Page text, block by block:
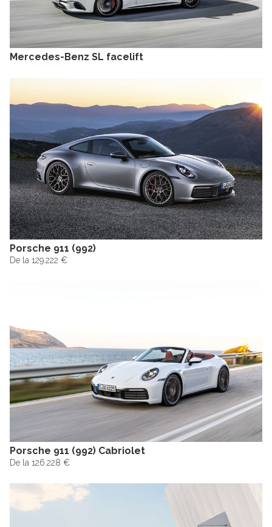
Mercedes-Benz SL facelift
Porsche 911 (992)
De la 129.222 €
Porsche 911 (992) Cabriolet
De la 126.228 €